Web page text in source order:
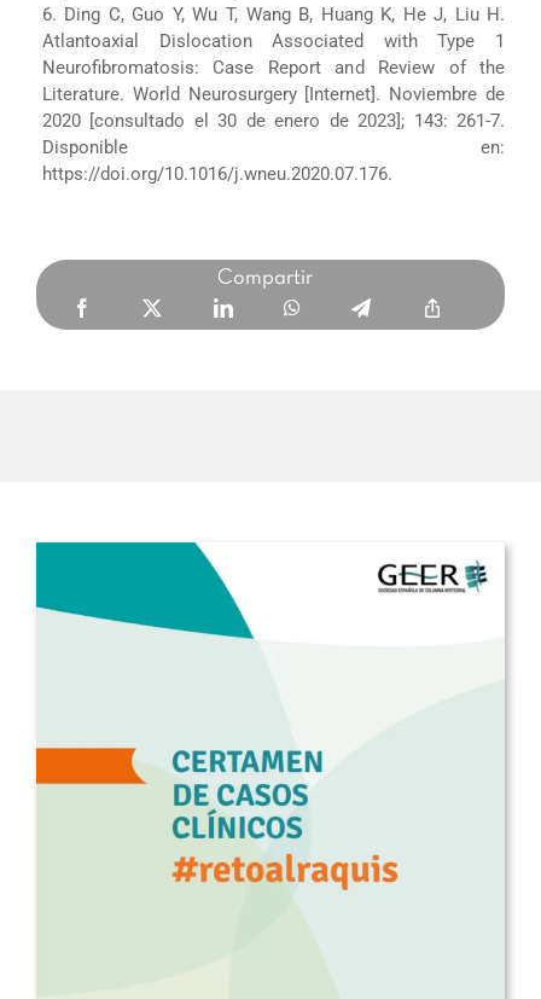
6. Ding C, Guo Y, Wu T, Wang B, Huang K, He J, Liu H.
Atlantoaxial Dislocation Associated with Type 1
Neurofibromatosis: Case Report and Review of the
Literature. World Neurosurgery [Internet]. Noviembre de
2020 [consultado el 30 de enero de 2023]; 143: 261-7.
Disponible en:
https://doi.org/10.1016/j.wneu.2020.07.176.
Compartir